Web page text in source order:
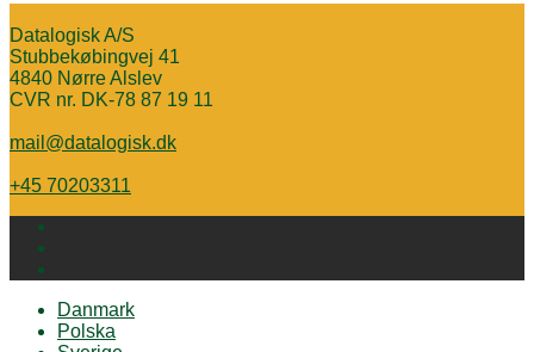
Datalogisk A/S
Stubbekøbingvej 41
4840 Nørre Alslev
CVR nr. DK-78 87 19 11
mail@datalogisk.dk
+45 70203311
Danmark
Polska